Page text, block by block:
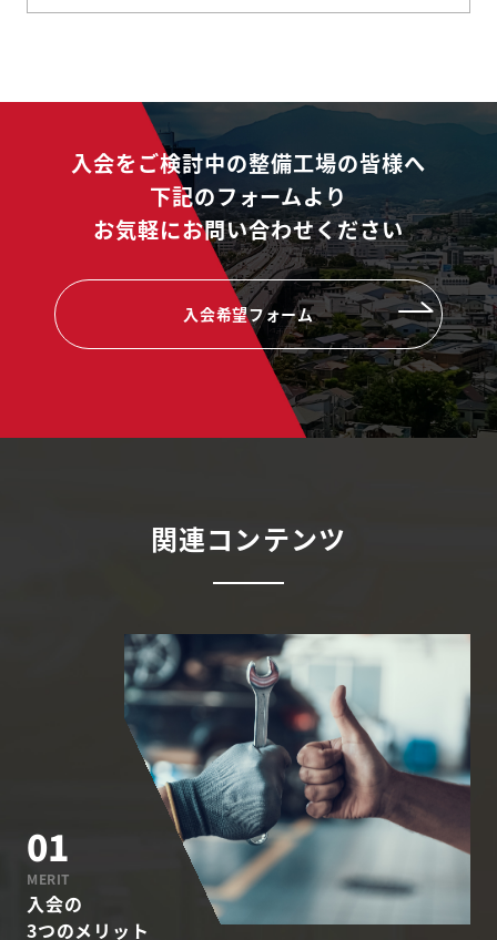
入会をご検討中の整備工場の皆様へ
下記のフォームより
お気軽にお問い合わせください
入会希望フォーム
関連コンテンツ
01
MERIT
⼊会の
3つのメリット